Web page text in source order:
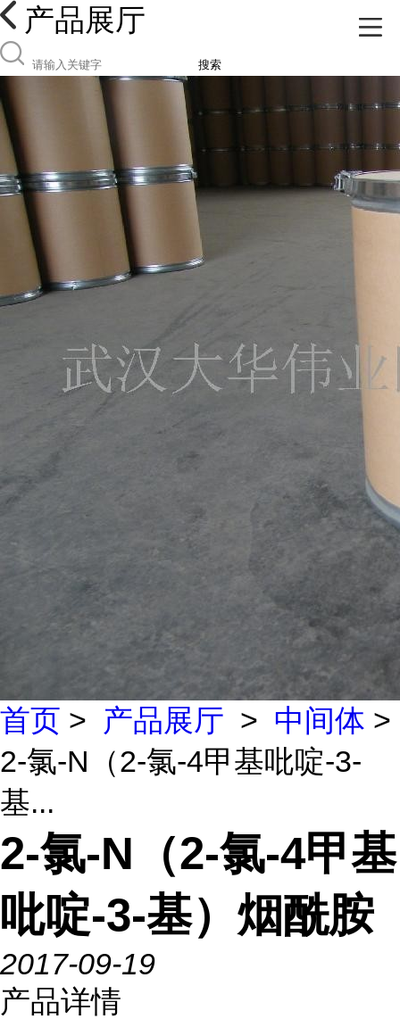
产品展厅
搜索
首页 > 产品展厅 > 中间体 >
2-氯-N（2-氯-4甲基吡啶-3-
基...
2-氯-N（2-氯-4甲基
吡啶-3-基）烟酰胺
2017-09-19
产品详情